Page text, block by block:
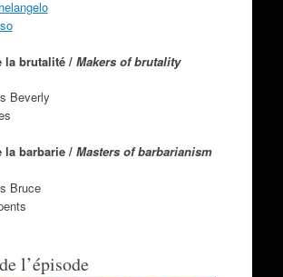
la brutalité / Makers of brutality
Beverly
la barbarie / Masters of barbarianism
Bruce
l’épisode